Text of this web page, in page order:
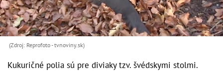
(Zdroj: Reprofoto - tvnoviny.sk)
Kukuričné polia sú pre diviaky tzv. švédskymi stolmi.